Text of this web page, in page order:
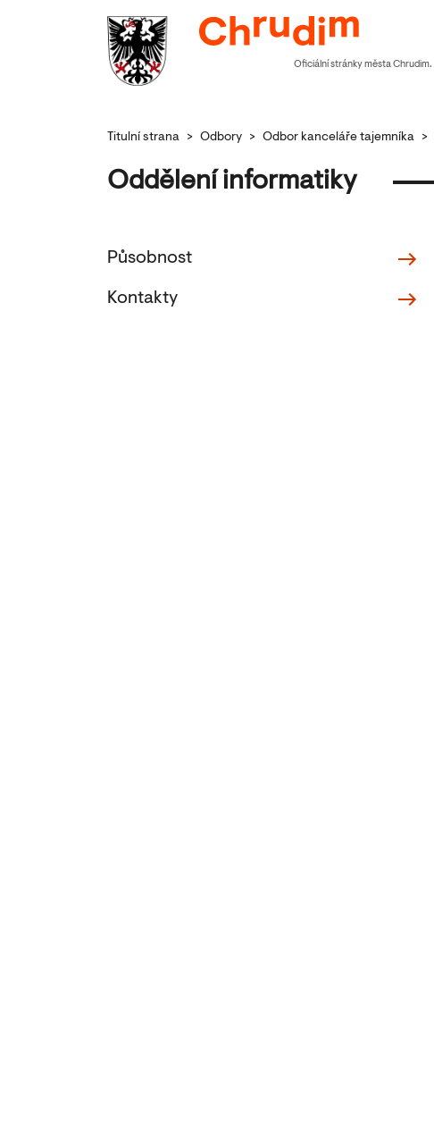
Oficiální stránky města Chrudim.
Titulní strana > Odbory > Odbor kanceláře tajemníka >
Oddělení informatiky
Působnost
Kontakty